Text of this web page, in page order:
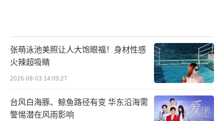
张萌泳池美照让人大饱眼福！身材性感
火辣超吸睛
2026-08-03 14:09:27
台风白海豚、鲸鱼路径有变 华东沿海需
警惕潜在风雨影响